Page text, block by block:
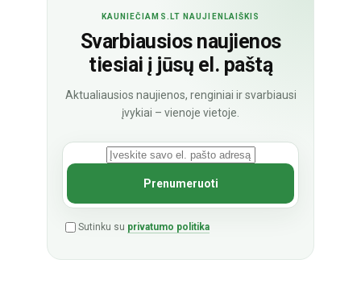
KAUNIEČIAMS.LT NAUJIENLAIŠKIS
Svarbiausios naujienos
tiesiai į jūsų el. paštą
Aktualiausios naujienos, renginiai ir svarbiausi
įvykiai – vienoje vietoje.
Sutinku su privatumo politika